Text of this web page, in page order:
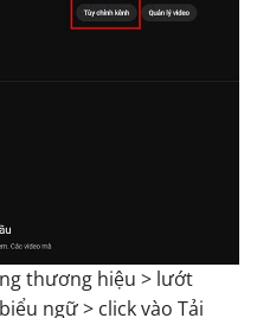
thương hiệu > lướt
ngữ > click vào Tải